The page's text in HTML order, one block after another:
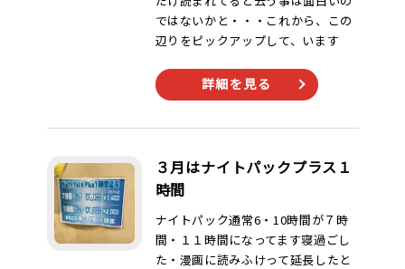
ではないかと・・・これから、この
辺りをピックアップして、います
詳細を見る
３月はナイトパックプラス１
時間
ナイトパック通常6・10時間が７時
間・１１時間になってます寝過ごし
た・漫画に読みふけって延長したと